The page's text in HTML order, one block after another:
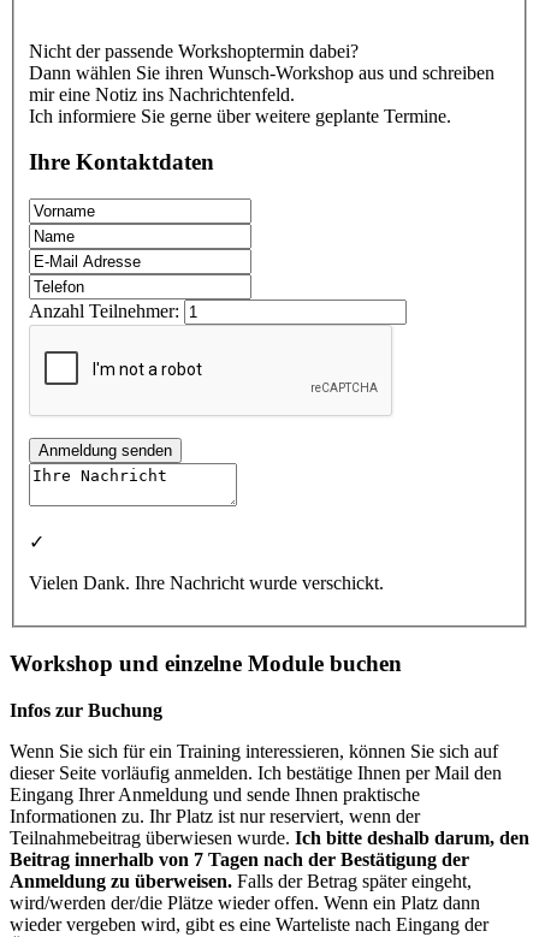
Nicht der passende Workshoptermin dabei?
Dann wählen Sie ihren Wunsch-Workshop aus und schreiben
mir eine Notiz ins Nachrichtenfeld.
Ich informiere Sie gerne über weitere geplante Termine.
Ihre Kontaktdaten
Anzahl Teilnehmer:
Anmeldung senden
✓
Vielen Dank. Ihre Nachricht wurde verschickt.
Workshop und einzelne Module buchen
Infos zur Buchung
Wenn Sie sich für ein Training interessieren, können Sie sich auf
dieser Seite vorläufig anmelden. Ich bestätige Ihnen per Mail den
Eingang Ihrer Anmeldung und sende Ihnen praktische
Informationen zu. Ihr Platz ist nur reserviert, wenn der
Teilnahmebeitrag überwiesen wurde. Ich bitte deshalb darum, den
Beitrag innerhalb von 7 Tagen nach der Bestätigung der
Anmeldung zu überweisen. Falls der Betrag später eingeht,
wird/werden der/die Plätze wieder offen. Wenn ein Platz dann
wieder vergeben wird, gibt es eine Warteliste nach Eingang der